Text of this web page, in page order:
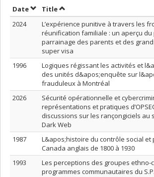
DateSort by date in descending order
TitleSort by title in descending
2024
L’expérience punitive à travers les
réunification familiale : un aperçu du
parrainage des parents et des
super visa
1996
Logiques régissant les activités et
des unités d&apos;enquête sur
frauduleux à Montréal
2026
Sécurité opérationnelle et
représentations et pratiques
discussions sur les rançongiciels au
Dark Web
1987
L&apos;histoire du contrôle social et
Canada anglais de 1800 à 1930
1993
Les perceptions des groupes ethno-
programmes communautaires du